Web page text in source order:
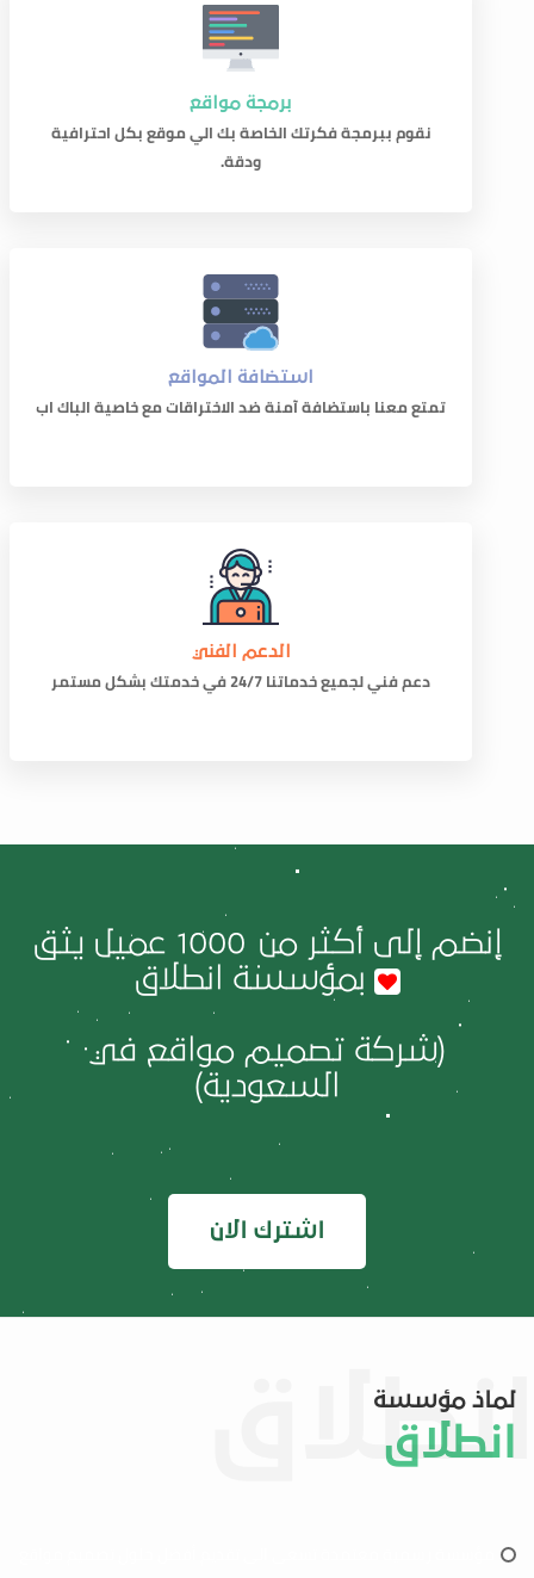
برمجة مواقع
نقوم ببرمجة فكرتك الخاصة بك الي موقع بكل احترافية
ودقة.
استضافة المواقع
تمتع معنا باستضافة آمنة ضد الاختراقات مع خاصية الباك اب
الدعم الفني
دعم فني لجميع خدماتنا 24/7 في خدمتك بشكل مستمر
إنضم إلى أكثر من 1000 عميل يثق
بمؤسسة انطلاق
(شركة تصميم مواقع في
السعودية)
اشترك الان
لماذ مؤسسة
انطلاق